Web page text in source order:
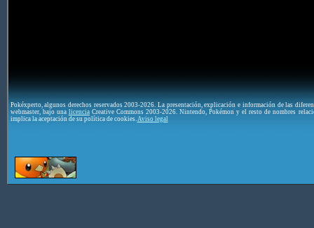
Pokéxperto, algunos derechos reservados 2003-2026. La presentación, explicación e información de las
webmaster, bajo una licenciaCreative Commons 2003-2026. Nintendo, Pokémon y el resto de nombres
implica la aceptación de su política de cookies. Aviso legal